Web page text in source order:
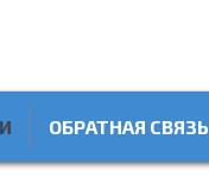
ОБРАТНАЯ СВЯЗЬ